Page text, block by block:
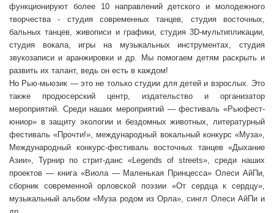
функционируют более 10 направлений детского и молодежного
творчества - студия современных танцев, студия восточных,
бальных танцев, живописи и графики, студия 3D-мультипликации,
студия вокала, игры на музыкальных инструментах, студия
звукозаписи и аранжировки и др. Мы помогаем детям раскрыть и
развить их талант, ведь он есть в каждом!
Но Рью-мьюзик — это не только студии для детей и взрослых. Это
также продюсерский центр, издательство и организатор
мероприятий. Среди наших мероприятий — фестиваль «Рьюфест-
юниор» в защиту экологии и бездомных животных, литературный
фестиваль «Прочти!», международный вокальный конкурс «Муза»,
Международный конкурс-фестиваль восточных танцев «Дыхание
Азии», Турнир по стрит-данс «Legends of streets», среди наших
проектов — книга «Виола — Маленькая Принцесса» Олеси АйПи,
сборник современной орловской поэзии «От сердца к сердцу»,
музыкальный альбом «Муза родом из Орла», сингл Олеси АйПи и